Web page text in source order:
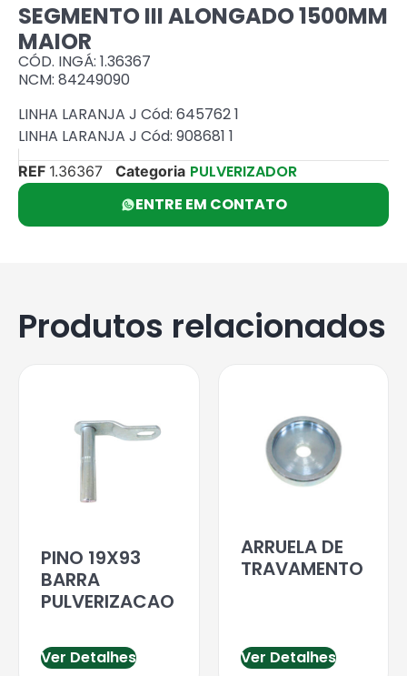
SEGMENTO III ALONGADO 1500MM
MAIOR
CÓD. INGÁ: 1.36367
NCM: 84249090
LINHA LARANJA J Cód: 645762 1
LINHA LARANJA J Cód: 908681 1
REF 1.36367 Categoria PULVERIZADOR
ENTRE EM CONTATO
Produtos relacionados
PINO 19X93
BARRA
PULVERIZACAO
Ver Detalhes
ARRUELA DE
TRAVAMENTO
Ver Detalhes